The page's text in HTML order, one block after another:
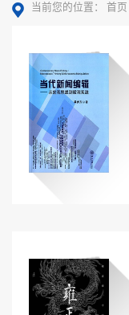
当前您的位置： 首页